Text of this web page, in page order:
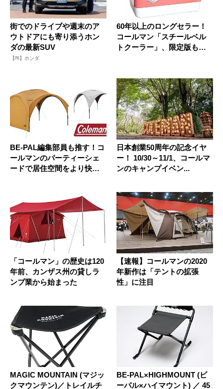
街でのドライブや週末のア
ウトドアにも寄り添うホン
ダの最新SUV
【PR】ホンダ
60年以上のロングセラー！
コールマン「スチールベル
トクーラー」、限定版もあ
BE-PAL編集部員も推す！コ
ールマンのパーティーシェ
ードで居住空間をより快適
日本創業50周年の記念イヤ
ー！ 10/30～11/1、コールマ
ンのキャンプイベン...
「コールマン」の歴史は120
年前、カンザス州の貸しラ
ンプ業から始まった
【速報】コールマンの2020
年新作は「テントの拡張
性」に注目
MAGIC MOUNTAIN (マジッ
クマウンテン)／トレイルチ
BE-PAL×HIGHMOUNT (ビ
ーパル×ハイマウント) ／ 45